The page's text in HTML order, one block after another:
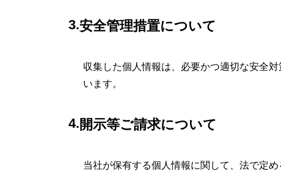
安全管理措置について
収集した個人情報は、必要かつ適切な安全
います。
開示等ご請求について
当社が保有する個人情報に関して、法で定